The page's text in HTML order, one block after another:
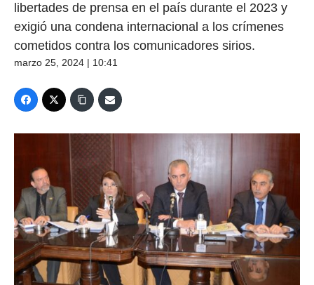
libertades de prensa en el país durante el 2023 y
exigió una condena internacional a los crímenes
cometidos contra los comunicadores sirios.
marzo 25, 2024 | 10:41